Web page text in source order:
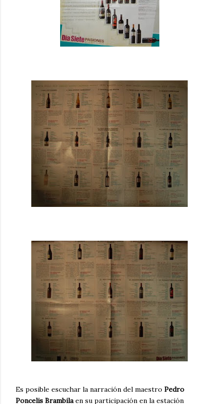
Es posible escuchar la narración del maestro Pedro
Poncelis Brambilaen su participación en la estación